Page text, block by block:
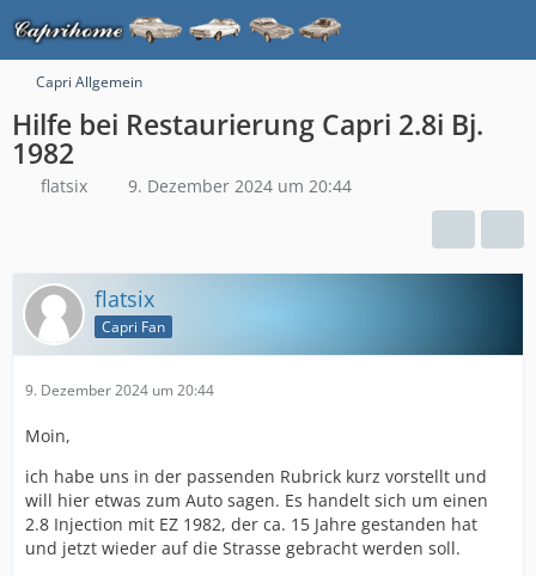
Capri Allgemein
Hilfe bei Restaurierung Capri 2.8i Bj.
1982
flatsix 9. Dezember 2024 um 20:44
flatsix
Capri Fan
9. Dezember 2024 um 20:44
Moin,
ich habe uns in der passenden Rubrick kurz vorstellt und
will hier etwas zum Auto sagen. Es handelt sich um einen
2.8 Injection mit EZ 1982, der ca. 15 Jahre gestanden hat
und jetzt wieder auf die Strasse gebracht werden soll.